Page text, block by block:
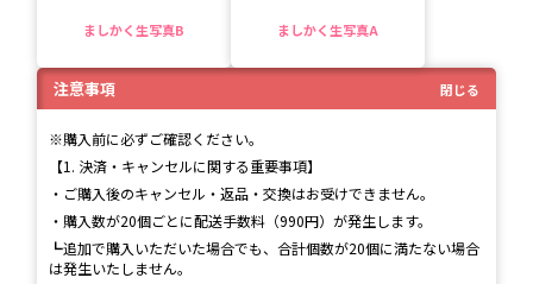
ましかく生写真B ましかく生写真A
注意事項 閉じる
※購入前に必ずご確認ください。
【1. 決済・キャンセルに関する重要事項】
・ご購入後のキャンセル・返品・交換はお受けできません。
・購入数が20個ごとに配送手数料（990円）が発生します。
┗追加で購入いただいた場合でも、合計個数が20個に満たない場合
は発生いたしません。